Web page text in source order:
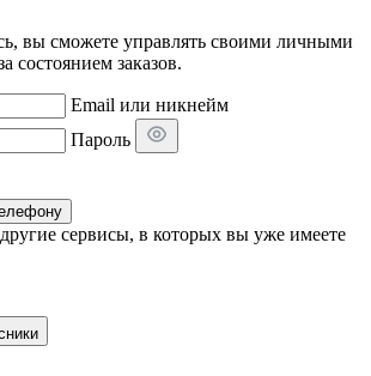
вы сможете управлять своими личными
состоянием заказов.
Email или никнейм
Пароль
сервисы, в которых вы уже имеете